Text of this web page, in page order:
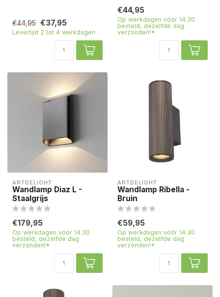
€44,95 €37,95
Levertijd 2 tot 4 werkdagen
€44,95
Op werkdagen vóór 14.30
besteld, dezelfde dag
verzonden!*
ARTDELIGHT
Wandlamp Diaz L -
Staalgrijs
€179,95
Op werkdagen vóór 14.30
besteld, dezelfde dag
verzonden!*
ARTDELIGHT
Wandlamp Ribella -
Bruin
€59,95
Op werkdagen vóór 14.30
besteld, dezelfde dag
verzonden!*